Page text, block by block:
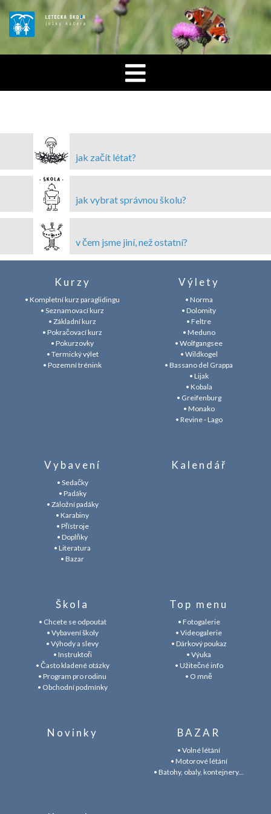
jak začít létat?
jak vybrat správnou školu?
v čem jsme jiní, než ostatní?
Kurzy
• Kompletní kurz paraglidingu
• Seznamovací kurz
• Základní kurz
• Pokračovací kurz
• Pokurzovky
• Termický výlet
• Pozemní trénink
Výlety
• Norma
• Dolomity
• Feltre
• Meduno
• Wolfgangsee
• Wildkogel
• Bassano del Grappa
• Lijak
• Kobala
• Greifenburg
• Monako
• Revine - Lago
Vybavení
• Sedačky
• Padáky
• Záložní padáky
• Karabiny
• Přístroje
• Doplňky
• Literatura
• Bazar
Kalendář
Škola
• Chcete se odpoutat
• Vybavení školy
• Výhody a slevy
• Instruktoři
• Často kladené otázky
• Program pro rodinu
• Obchodní podmínky
Top menu
• Fotogalerie
• Videogalerie
• Dárkový poukaz
• Výuka
• Užitečné info
• O mně
Novinky BAZAR
• Volné létání
• Motorové létání
• Batohy, obaly, kontejnery...